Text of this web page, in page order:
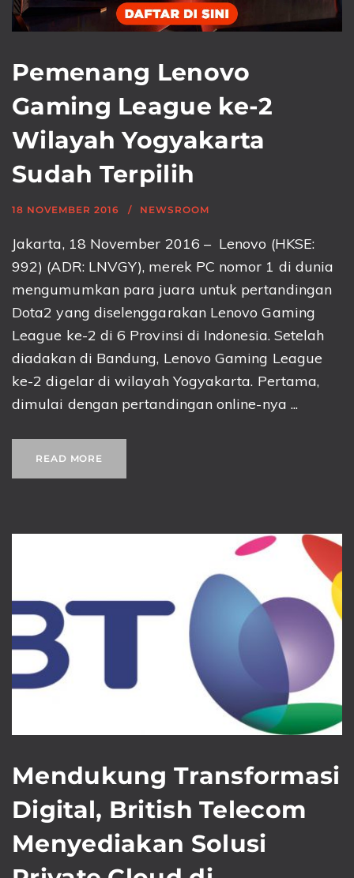
Pemenang Lenovo
Gaming League ke-2
Wilayah Yogyakarta
Sudah Terpilih
18 NOVEMBER 2016 NEWSROOM
Jakarta, 18 November 2016 – Lenovo (HKSE:
992) (ADR: LNVGY), merek PC nomor 1 di dunia
mengumumkan para juara untuk pertandingan
Dota2 yang diselenggarakan Lenovo Gaming
League ke-2 di 6 Provinsi di Indonesia. Setelah
diadakan di Bandung, Lenovo Gaming League
ke-2 digelar di wilayah Yogyakarta. Pertama,
dimulai dengan pertandingan online-nya ...
READ MORE
Mendukung Transformasi
Digital, British Telecom
Menyediakan Solusi